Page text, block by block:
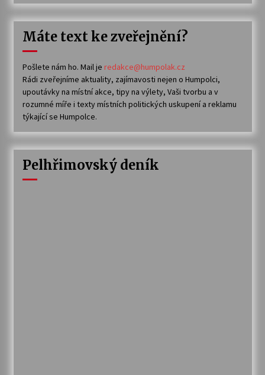
Máte text ke zveřejnění?
Pošlete nám ho. Mail je redakce@humpolak.cz
Rádi zveřejníme aktuality, zajímavosti nejen o Humpolci,
upoutávky na místní akce, tipy na výlety, Vaši tvorbu a v
rozumné míře i texty místních politických uskupení a reklamu
týkající se Humpolce.
Pelhřimovský deník